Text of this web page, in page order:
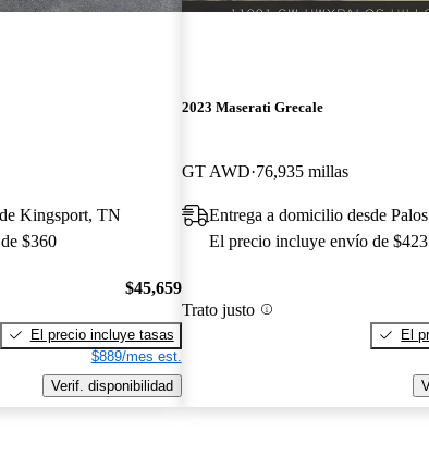
Kingsport, TN
$360
$45,659
El precio incluye tasas
$889/mes est.
Verif. disponibilidad
2023 Maserati Grecale
GT AWD 76,935 millas
Entrega a domicilio desde
El precio incluye envío de $423
Trato justo
El